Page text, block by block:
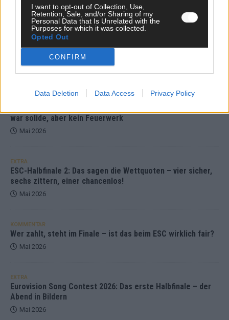
I want to opt-out of Collection, Use,
Retention, Sale, and/or Sharing of my
Personal Data that Is Unrelated with the
Purposes for which it was collected.
Opted Out
CONFIRM
Data Deletion Data Access Privacy Policy
Mai 2026
KOMMENTAR
aufgestiegen – alle 25 Acts im Kurzcheck
Mai 2026
war solide, aber kein Feuerwerk
Mai 2026
EXTRA
ESC-Halbfinale 2: Das sagen die Wettquoten – vier sicher,
sechs zittern, einer chancenlos!
Mai 2026
KOMMENTAR
Wer zahlt, steht im Finale – ist das beim ESC wirklich fair?
Mai 2026
EXTRA
Eurovision Song Contest 2026: Das erste Halbfinale – der
Abend in Bildern
Mai 2026